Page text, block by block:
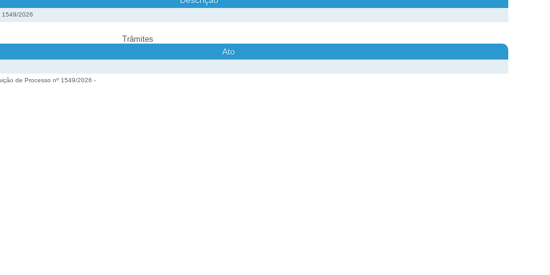
1549/2026
Trâmites
Ato
de Processo nº 1549/2026 -